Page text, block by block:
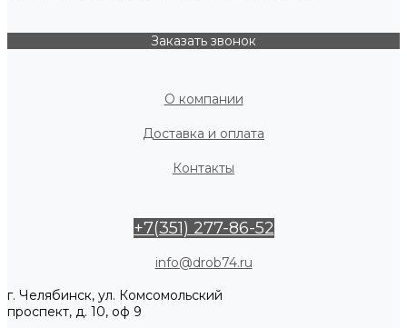
Заказать звонок
О компании
Доставка и оплата
Контакты
+7(351) 277-86-52
info@drob74.ru
г. Челябинск, ул. Комсомольский
проспект, д. 10, оф 9